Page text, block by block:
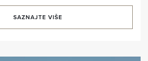
SAZNAJTE VIŠE